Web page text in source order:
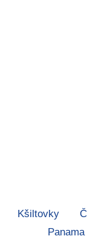
Kšiltovky
Panama